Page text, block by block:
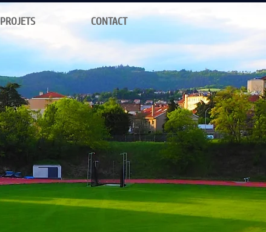
PROJETS CONTACT